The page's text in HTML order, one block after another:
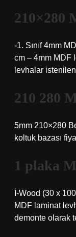
210×280
-1. Sınıf 4mm
cm – 4mm MDF
levhalar
210 280
5mm 210×280
koltuk bazası
1 plaka
İ-Wood (30 x
MDF laminat
demonte olarak